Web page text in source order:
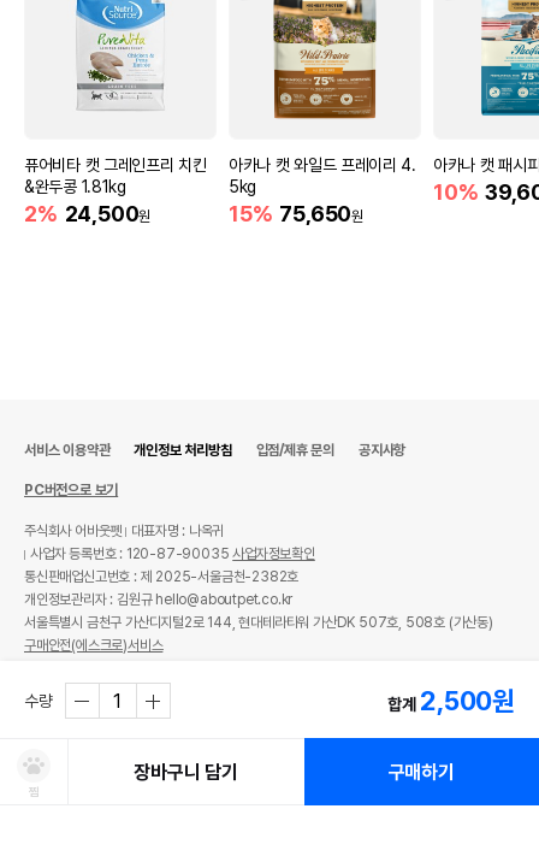
퓨어비타 캣 그레인프리 치킨
&완두콩 1.81kg
2% 24,500원
아카나 캣 와일드 프레이리 4.
5kg
15% 75,650원
아카나 캣 패시
10%
수량 합계 2,500원
찜
장바구니 담기 구매하기
서비스 이용약관 개인정보 처리방침 입점/제휴 문의 공지사항
PC버전으로 보기
주식회사 어바웃펫
대표자명 : 나옥귀
사업자 등록번호 : 120-87-90035사업자정보확인
통신판매업신고번호 : 제 2025-서울금천-2382호
개인정보관리자 : 김원규 hello@aboutpet.co.kr
서울특별시 금천구 가산디지털2로 144, 현대테라타워 가산DK 507호, 508호 (가산동)
구매안전(에스크로)서비스